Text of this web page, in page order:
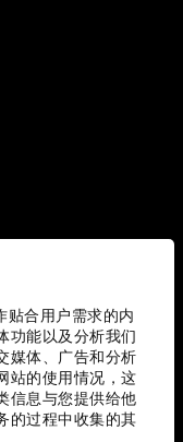
贴合用户需求的内
功能以及分析我们
媒体、广告和分析
站的使用情况，这
信息与您提供给他
的过程中收集的其